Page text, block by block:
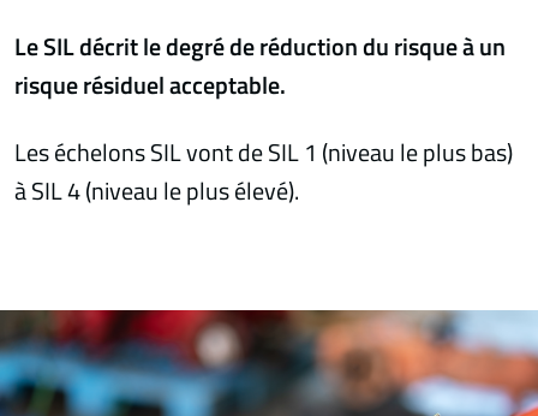
Le SIL décrit le degré de réduction du risque à un
risque résiduel acceptable.
Les échelons SIL vont de SIL 1 (niveau le plus bas)
à SIL 4 (niveau le plus élevé).